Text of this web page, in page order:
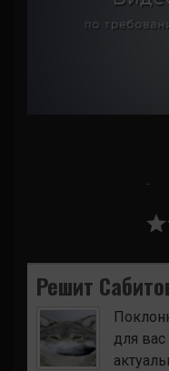
Решит
для